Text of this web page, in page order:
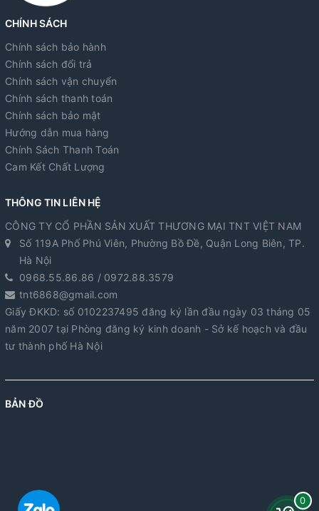
CHÍNH SÁCH
Chính sách bảo hành
Chính sách đổi trả
Chính sách vận chuyển
Chính sách thanh toán
Chính sách bảo mật
Hướng dẫn mua hàng
Chính Sách Thanh Toán
Cam Kết Chất Lượng
THÔNG TIN LIÊN HỆ
CÔNG TY CỔ PHẦN SẢN XUẤT THƯƠNG MẠI TNT VIỆT NAM
Số 119A Phố Phú Viên, Phường Bồ Đề, Quận Long Biên, TP.
Hà Nội
0968.55.86.86 / 0972.88.3579
tnt6868@gmail.com
Giấy ĐKKD: số 0102237495 đăng ký lần đầu ngày 03 tháng 05
năm 2007 tại Phòng đăng ký kinh doanh - Sở kế hoạch và đầu
tư thành phố Hà Nội
BẢN ĐỒ
0